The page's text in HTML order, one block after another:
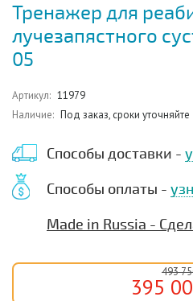
Тренажер для
лучезапястного
05
Артикул: 11979
Наличие: Под заказ, сроки уточняйте
Способы доставки -
Способы оплаты -
Made in Russia -
493
395